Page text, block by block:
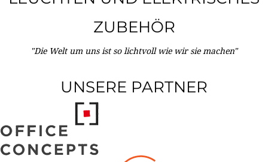
ZUBEHÖR
"Die Welt um uns ist so lichtvoll wie wir sie machen"
UNSERE PARTNER